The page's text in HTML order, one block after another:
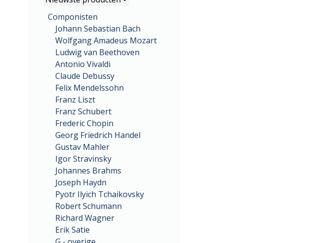
Componisten
Johann Sebastian Bach
Wolfgang Amadeus Mozart
Ludwig van Beethoven
Antonio Vivaldi
Claude Debussy
Felix Mendelssohn
Franz Liszt
Franz Schubert
Frederic Chopin
Georg Friedrich Handel
Gustav Mahler
Igor Stravinsky
Johannes Brahms
Joseph Haydn
Pyotr Ilyich Tchaikovsky
Robert Schumann
Richard Wagner
Erik Satie